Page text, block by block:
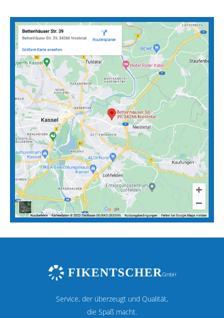
Anfahrtskarten zu unseren Standorten
Service, der überzeugt und Qualität,
die Spaß macht.